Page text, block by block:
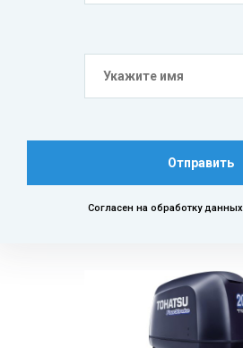
Отправить
Согласен на обработку данных.